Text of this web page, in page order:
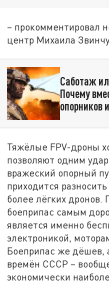
– прокомментировал
центр Михаила
Саботаж
Почему
опорников
Тяжёлые FPV-дроны
позволяют одним
вражеский опорный
приходится
более лёгких дронов.
боеприпас самым
является именно
электроникой,
Боеприпас же дёшев,
времён СССР –
экономически